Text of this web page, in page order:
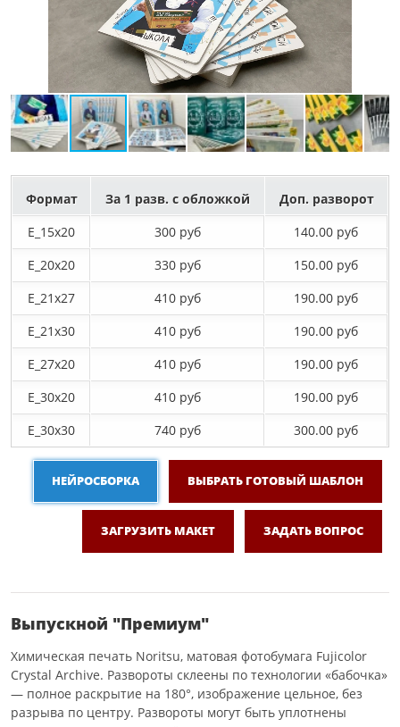
Формат За 1 разв. с обложкой
Доп. разворот
E_15х20
300 руб
140.00 руб
E_20х20
330 руб
150.00 руб
E_21х27
410 руб
190.00 руб
E_21х30
410 руб
190.00 руб
E_27x20
410 руб
190.00 руб
E_30x20
410 руб
190.00 руб
E_30х30
740 руб 300.00 руб
НЕЙРОСБОРКА ВЫБРАТЬ ГОТОВЫЙ ШАБЛОН
ЗАГРУЗИТЬ МАКЕТ ЗАДАТЬ ВОПРОС
Выпускной "Премиум"
Химическая печать Noritsu, матовая фотобумага Fujicolor
Crystal Archive. Развороты склеены по технологии «бабочка»
— полное раскрытие на 180°, изображение цельное, без
разрыва по центру. Развороты могут быть уплотнены